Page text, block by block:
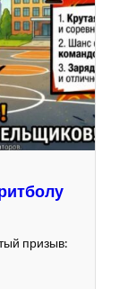
призыв: